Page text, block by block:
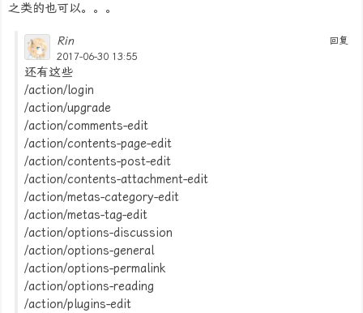
之类的也可以。。。
回复
Rin
2017-06-30 13:55
还有这些
/action/login
/action/upgrade
/action/comments-edit
/action/contents-page-edit
/action/contents-post-edit
/action/contents-attachment-edit
/action/metas-category-edit
/action/metas-tag-edit
/action/options-discussion
/action/options-general
/action/options-permalink
/action/options-reading
/action/plugins-edit